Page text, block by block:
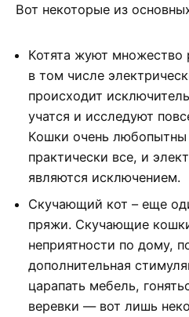
Вот некоторые из
Котята жуют множество
в том числе
происходит
учатся и исследуют
Кошки очень любопытны
практически все, и
являются исключением.
Скучающий кот – еще
пряжи. Скучающие
неприятности по дому,
дополнительная
царапать мебель,
веревки — вот лишь